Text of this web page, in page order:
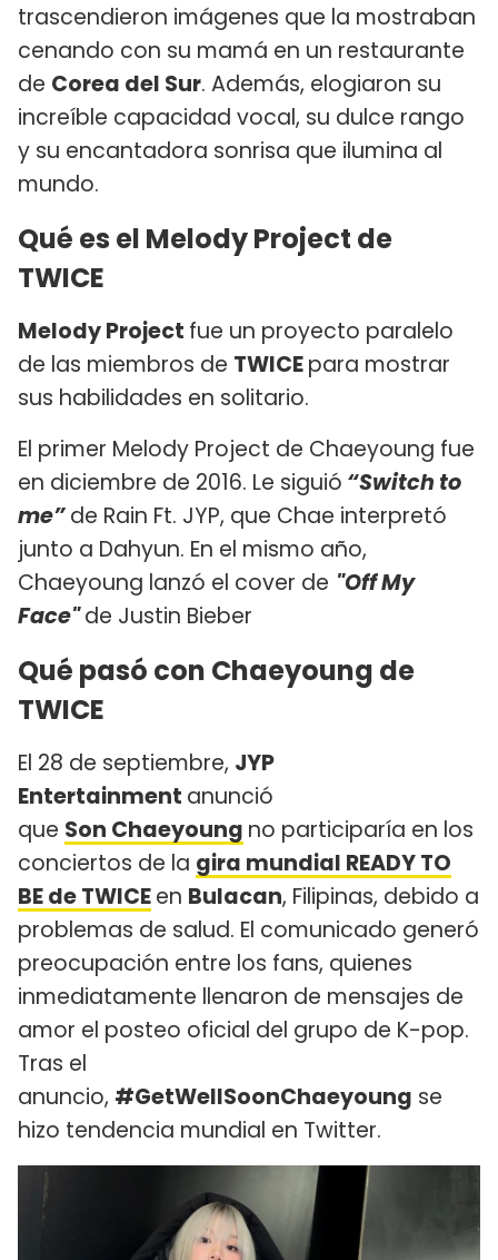
trascendieron imágenes que la mostraban
cenando con su mamá en un restaurante
de Corea del Sur. Además, elogiaron su
increíble capacidad vocal, su dulce rango
y su encantadora sonrisa que ilumina al
mundo.
Qué es el Melody Project de
TWICE
Melody Project fue un proyecto paralelo
de las miembros de TWICEpara mostrar
sus habilidades en solitario.
El primer Melody Project de Chaeyoung fue
en diciembre de 2016. Le siguió “Switch to
me”de Rain Ft. JYP, que Chae interpretó
junto a Dahyun. En el mismo año,
Chaeyoung lanzó el cover de "Off My
Face"de Justin Bieber
Qué pasó con Chaeyoung de
TWICE
El 28 de septiembre, JYP
Entertainment anunció
que Son Chaeyoung no participaría en los
conciertos de la gira mundial READY TO
BE de TWICEen Bulacan, Filipinas, debido a
problemas de salud. El comunicado generó
preocupación entre los fans, quienes
inmediatamente llenaron de mensajes de
amor el posteo oficial del grupo de K-pop.
Tras el
anuncio, #GetWellSoonChaeyoung se
hizo tendencia mundial en Twitter.